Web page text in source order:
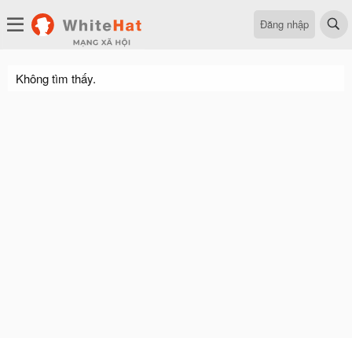
Đăng nhập
Không tìm thấy.